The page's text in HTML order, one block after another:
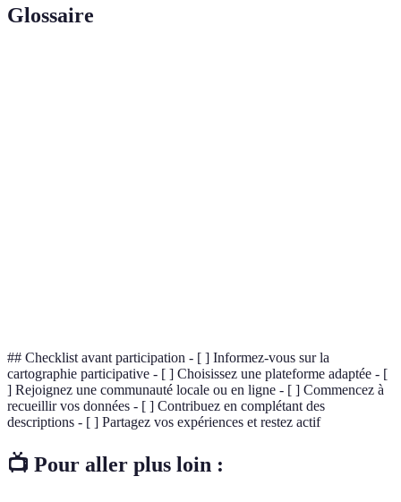
Glossaire
## Checklist avant participation - [ ] Informez-vous sur la
cartographie participative - [ ] Choisissez une plateforme adaptée - [
] Rejoignez une communauté locale ou en ligne - [ ] Commencez à
recueillir vos données - [ ] Contribuez en complétant des
descriptions - [ ] Partagez vos expériences et restez actif
📺 Pour aller plus loin :